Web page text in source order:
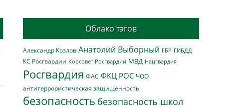
Облако тэгов
Александр Козлов Анатолий Выборный ГБР ГИБДД
КС Росгвардии Корсовет Росгвардии МВД Нацгвардия
Росгвардия ФАС ФКЦ РОС ЧОО
антитеррористическая защищенность
безопасность безопасность школ